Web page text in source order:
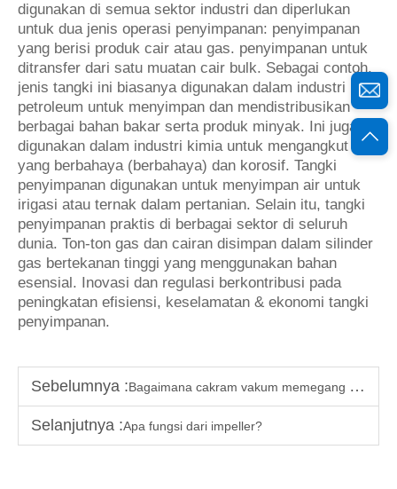
digunakan di semua sektor industri dan diperlukan
untuk dua jenis operasi penyimpanan: penyimpanan
yang berisi produk cair atau gas. penyimpanan untuk
ditransfer dari satu muatan cair bulk. Sebagai contoh,
jenis tangki ini biasanya digunakan dalam industri
petroleum untuk menyimpan dan mendistribusikan
berbagai bahan bakar serta produk minyak. Ini juga
digunakan dalam industri kimia untuk mengangkut zat
yang berbahaya (berbahaya) dan korosif. Tangki
penyimpanan digunakan untuk menyimpan air untuk
irigasi atau ternak dalam pertanian. Selain itu, tangki
penyimpanan praktis di berbagai sektor di seluruh
dunia. Ton-ton gas dan cairan disimpan dalam silinder
gas bertekanan tinggi yang menggunakan bahan
esensial. Inovasi dan regulasi berkontribusi pada
peningkatan efisiensi, keselamatan & ekonomi tangki
penyimpanan.
Sebelumnya :Bagaimana cakram vakum memegang benda kerja melalui?
Selanjutnya :Apa fungsi dari impeller?